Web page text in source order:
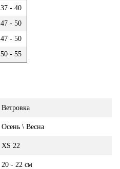
37 - 40
47 - 50
47 - 50
50 - 55
Ветровка
Осень \ Весна
XS 22
20 - 22 см